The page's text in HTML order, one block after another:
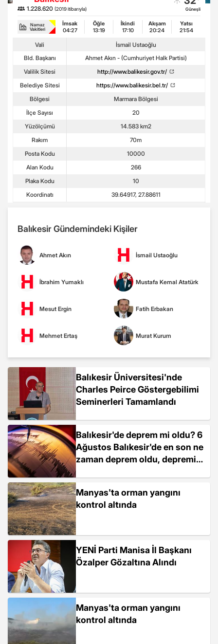
1.228.620 (2019 itibarıyla) Güneşli
Namaz
Vakitleri
İmsak
04:27
Öğle
13:19
İkindi
17:10
Akşam
20:24
Yatsı
21:54
Vali
İsmail Ustaoğlu
Bld. Başkanı
Ahmet Akın - (Cumhuriyet Halk Partisi)
Valilik Sitesi
http://www.balikesir.gov.tr/
Belediye Sitesi
https://www.balikesir.bel.tr/
Bölgesi
Marmara Bölgesi
İlçe Sayısı
20
Yüzölçümü
14.583 km2
Rakım
70m
Posta Kodu
10000
Alan Kodu
266
Plaka Kodu
10
Koordinatı
39.64917, 27.88611
Balıkesir Gündemindeki Kişiler
Ahmet Akın İsmail Ustaoğlu
İbrahim Yumaklı Mustafa Kemal Atatürk
Mesut Ergin Fatih Erbakan
Mehmet Ertaş Murat Kurum
Balıkesir Üniversitesi'nde
Charles Peirce Göstergebilimi
Seminerleri Tamamlandı
Balıkesir'de deprem mi oldu? 6
Ağustos Balıkesir'de en son ne
zaman deprem oldu, depremin
Manyas'ta orman yangını
kontrol altında
YENİ Parti Manisa İl Başkanı
Özalper Gözaltına Alındı
Manyas'ta orman yangını
kontrol altında